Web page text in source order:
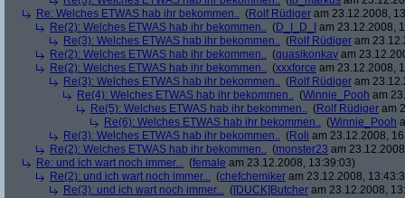
Re: Welches ETWAS hab ihr bekommen.. (Rolf Rüdiger am 23.12.2008,
Re(2): Welches ETWAS hab ihr bekommen.. (D_I_D_I
am 23.12.2008,
Re(3): Welches ETWAS hab ihr bekommen.. (Rolf Rüdiger am
Re(2): Welches ETWAS hab ihr bekommen.. (quasikonkav am
Re(2): Welches ETWAS hab ihr bekommen.. (xxxforce am 23.12.2008,
Re(3): Welches ETWAS hab ihr bekommen.. (Rolf Rüdiger am
Re(4): Welches ETWAS hab ihr bekommen.. (Winnie_Pooh am
Re(5): Welches ETWAS hab ihr bekommen.. (Rolf Rüdiger am
Re(6): Welches ETWAS hab ihr bekommen.. (Winnie_Pooh
Re(3): Welches ETWAS hab ihr bekommen.. (Roli am 23.12.2008,
Re(2): Welches ETWAS hab ihr bekommen.. (monster23 am
Re: und ich wart noch immer... (female am 23.12.2008, 13:39:03)
Re(2): und ich wart noch immer... (chefchemiker am 23.12.2008,
Re(3): und ich wart noch immer... ([DUCK]Butcher am 23.12.2008,